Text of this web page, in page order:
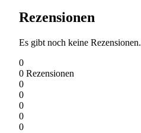
Rezensionen
Es gibt noch keine Rezensionen.
0
0 Rezensionen
0
0
0
0
0